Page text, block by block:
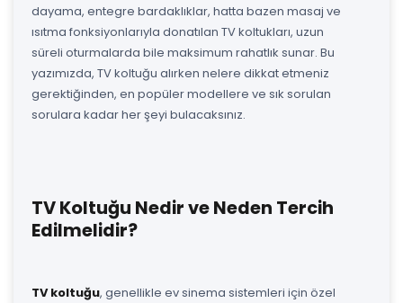
dayama, entegre bardaklıklar, hatta bazen masaj ve
ısıtma fonksiyonlarıyla donatılan TV koltukları, uzun
süreli oturmalarda bile maksimum rahatlık sunar. Bu
yazımızda, TV koltuğu alırken nelere dikkat etmeniz
gerektiğinden, en popüler modellere ve sık sorulan
sorulara kadar her şeyi bulacaksınız.
TV Koltuğu Nedir ve Neden Tercih
Edilmelidir?
TV koltuğu, genellikle ev sinema sistemleri için özel